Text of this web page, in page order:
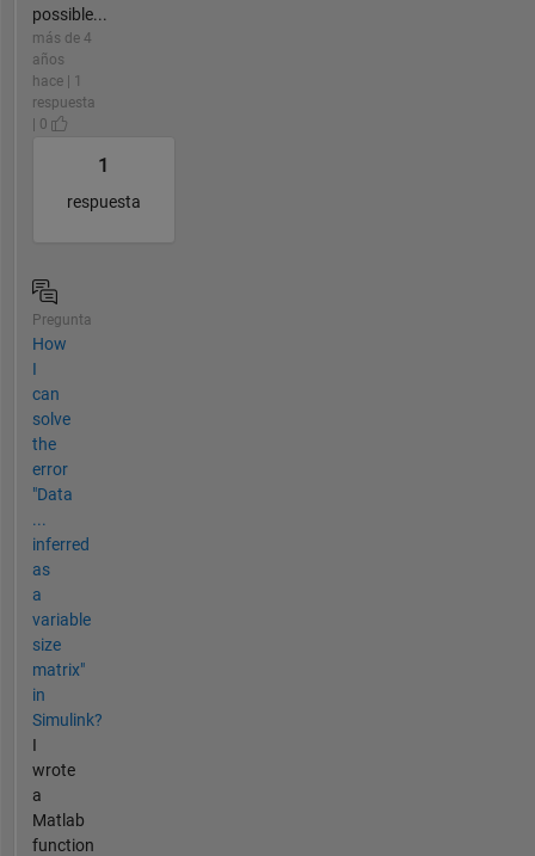
possible...
más de 4
años
hace | 1
respuesta
| 0
1
respuesta
Pregunta
How
I
can
solve
the
error
"Data
...
inferred
as
a
variable
size
matrix"
in
Simulink?
I
wrote
a
Matlab
function